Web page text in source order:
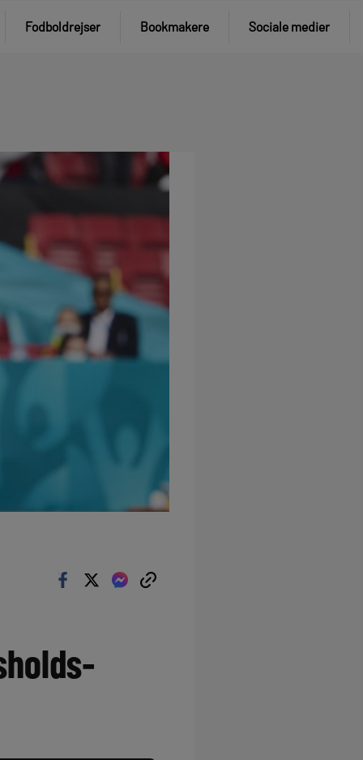
Fodboldrejser Bookmakere Sociale medier